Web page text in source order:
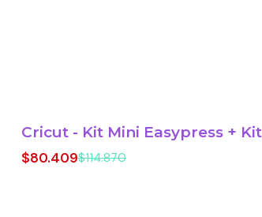
-30% OFF
Cricut - Kit Mini Easypress +
$80.409$114.870